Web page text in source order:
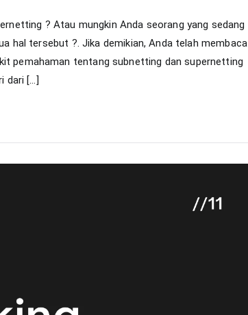
? Atau mungkin Anda seorang yang sedang
hal tersebut ?. Jika demikian, Anda telah membaca
pemahaman tentang subnetting dan supernetting
dari […]